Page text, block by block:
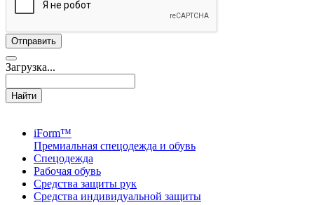
Загрузка...
Найти
iForm™
Премиальная спецодежда и обувь
Спецодежда
Рабочая обувь
Средства защиты рук
Средства индивидуальной защиты